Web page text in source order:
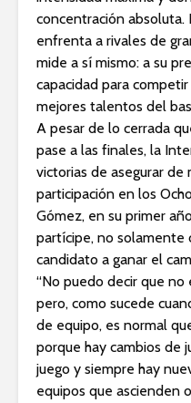
concentración absoluta.
enfrenta a rivales de
mide a sí mismo: a su
capacidad para
mejores talentos del
A pesar de lo cerrada
pase a las finales, la
victorias de asegurar de
participación en los
Gómez, en su primer
partícipe, no solamente
candidato a ganar el
“No puedo decir que
pero, como sucede
de equipo, es normal
porque hay cambios de
juego y siempre hay
equipos que ascienden